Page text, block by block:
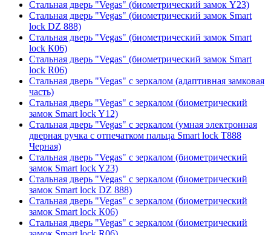
Стальная дверь "Vegas" (биометрический замок Y23)
Стальная дверь "Vegas" (биометрический замок Smart
lock DZ 888)
Стальная дверь "Vegas" (биометрический замок Smart
lock К06)
Стальная дверь "Vegas" (биометрический замок Smart
lock R06)
Стальная дверь "Vegas" с зеркалом (адаптивная замковая
часть)
Стальная дверь "Vegas" с зеркалом (биометрический
замок Smart lock Y12)
Стальная дверь "Vegas" с зеркалом (умная электронная
дверная ручка с отпечатком пальца Smart lock T888
Черная)
Стальная дверь "Vegas" с зеркалом (биометрический
замок Smart lock Y23)
Стальная дверь "Vegas" с зеркалом (биометрический
замок Smart lock DZ 888)
Стальная дверь "Vegas" с зеркалом (биометрический
замок Smart lock К06)
Стальная дверь "Vegas" с зеркалом (биометрический